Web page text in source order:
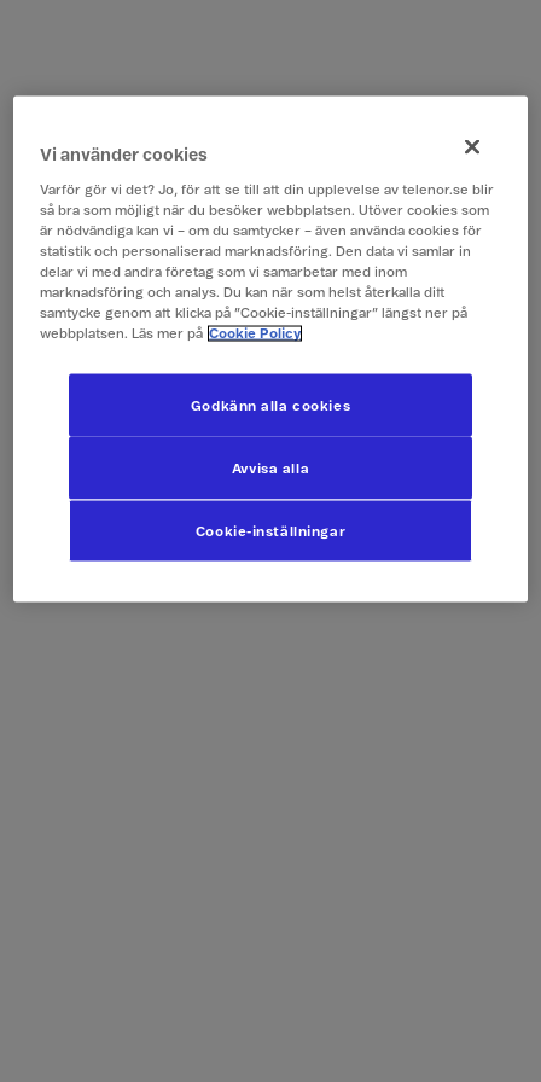
Vi använder cookies
Varför gör vi det? Jo, för att se till att din upplevelse av telenor.se blir
så bra som möjligt när du besöker webbplatsen. Utöver cookies som
är nödvändiga kan vi – om du samtycker – även använda cookies för
statistik och personaliserad marknadsföring. Den data vi samlar in
delar vi med andra företag som vi samarbetar med inom
marknadsföring och analys. Du kan när som helst återkalla ditt
samtycke genom att klicka på ”Cookie-inställningar” längst ner på
webbplatsen. Läs mer på Cookie Policy
Cookie-inställningar
Avvisa alla
Godkänn alla cookies